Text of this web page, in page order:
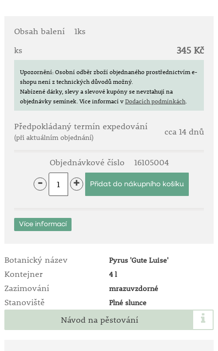
Obsah balení
1ks
ks
345 Kč
Upozornění: Osobní odběr zboží objednaného prostřednictvím e-
shopu není z technických důvodů možný.
Nabízené dárky, slevy a slevové kupóny se nevztahují na
objednávky semínek.Více informací vDodacích podmínkách.
Předpokládaný termín expedování
(při aktuálním objednání)
cca 14 dnů
Objednávkové číslo 16105004
- +
Více informací
Botanický název Pyrus 'Gute Luise'
Kontejner 4 l
Zazimování mrazuvzdorné
Stanoviště Plné slunce
Návod na pěstování